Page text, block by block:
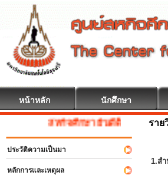
หน้าหลัก นักศึกษา
สหกิจศึกษา ยินดีต้อนรับ
ประวัติความเป็นมา
หลักการและเหตุผล
ราย
1.ส